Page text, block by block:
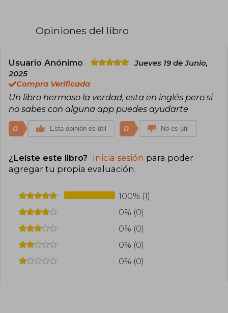
Opiniones del libro
Usuario Anónimo
Jueves 19 de Junio,
2025
Compra Verificada
Un libro hermoso la verdad, esta en inglés pero si
no sabes con alguna app puedes ayudarte
0 Esta opinión es útil 0 No es útil
¿Leíste este libro? Inicia sesión para poder
agregar tu propia evaluación.
100% (1)
0% (0)
0% (0)
0% (0)
0% (0)